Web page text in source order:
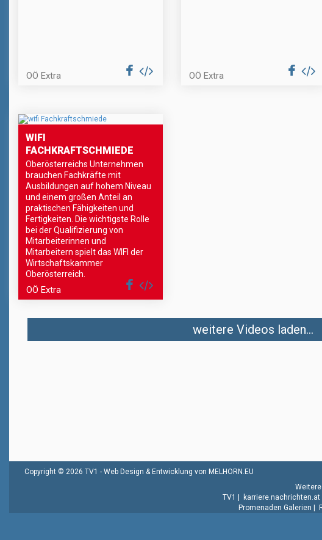
OÖ Extra OÖ Extra
WIFI
FACHKRAFTSCHMIEDE
Oberösterreichs Unternehmen
brauchen Fachkräfte mit
Ausbildungen auf hohem Niveau
und einem großen Anteil an
praktischen Fähigkeiten und
Fertigkeiten. Die wichtigste Rolle
bei der Qualifizierung von
Mitarbeiterinnen und
Mitarbeitern spielt das WIFI der
Wirtschaftskammer
Oberösterreich.
OÖ Extra
weitere Videos laden...
Copyright © 2026 TV1 - Web Design & Entwicklung von MELHORN.EU
TV1 | karriere.nachrichten.at
Promenaden Galerien |